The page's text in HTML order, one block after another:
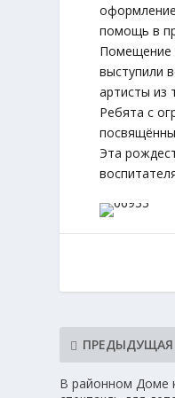
помощь в
Помещение
выступили
артисты из
Ребята с
Эта
ПРЕДЫДУЩАЯ
В районном Доме